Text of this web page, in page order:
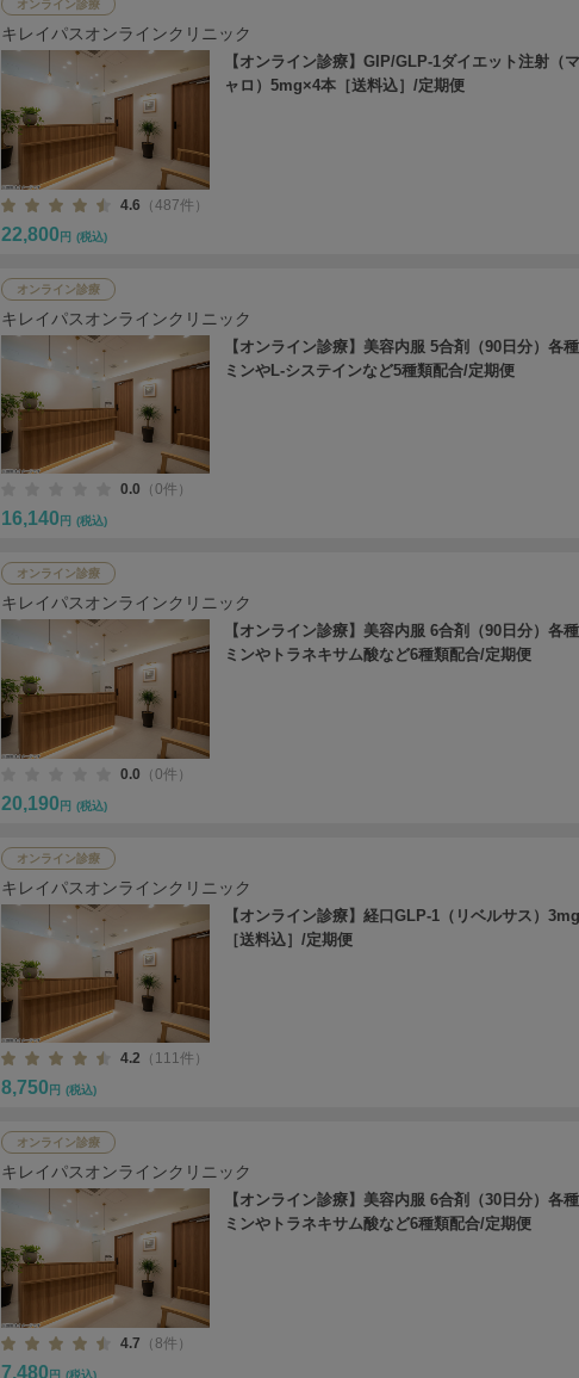
オンライン診療
キレイパスオンラインクリニック
【オンライン診療】GIP/GLP-1ダイエット注射（
ャロ）5mg×4本［送料込］/定期便
4.6 （487件）
22,800 円 (税込)
オンライン診療
キレイパスオンラインクリニック
【オンライン診療】美容内服 5合剤（90日分）各
ミンやL-システインなど5種類配合/定期便
0.0 （0件）
16,140 円 (税込)
オンライン診療
キレイパスオンラインクリニック
【オンライン診療】美容内服 6合剤（90日分）各
ミンやトラネキサム酸など6種類配合/定期便
0.0 （0件）
20,190 円 (税込)
オンライン診療
キレイパスオンラインクリニック
【オンライン診療】経口GLP-1（リベルサス）
［送料込］/定期便
4.2 （111件）
8,750 円 (税込)
オンライン診療
キレイパスオンラインクリニック
【オンライン診療】美容内服 6合剤（30日分）各
ミンやトラネキサム酸など6種類配合/定期便
4.7 （8件）
7,480 円 (税込)